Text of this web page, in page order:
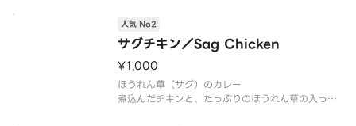
サグチキン／Sag Chicken
人気 No2
¥1,000
ほうれん草（サグ）のカレー
煮込んだチキンと、たっぷりのほうれん草の入った